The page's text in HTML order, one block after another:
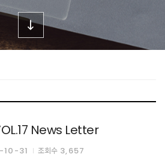
News Letter
31 조회수 3,657